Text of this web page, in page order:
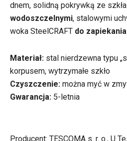
dnem, solidną pokrywką ze
wodoszczelnymi, stalowymi
woka SteelCRAFT do
Materiał: stal nierdzewna typu
korpusem, wytrzymałe szkło
Czyszczenie: można myć w
Gwarancja: 5-letnia
Producent: TESCOMA s. r. o., U